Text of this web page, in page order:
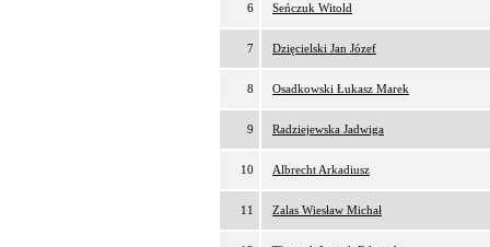
6 Seńczuk Witold
7 Dzięcielski Jan Józef
8 Osadkowski Łukasz Marek
9 Radziejewska Jadwiga
10 Albrecht Arkadiusz
11 Zalas Wiesław Michał